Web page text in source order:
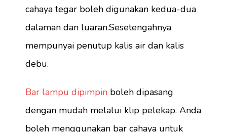
cahaya tegar boleh digunakan kedua-dua
dalaman dan luaran.Sesetengahnya
mempunyai penutup kalis air dan kalis
debu.
Bar lampu dipimpin boleh dipasang
dengan mudah melalui klip pelekap. Anda
boleh menggunakan bar cahaya untuk